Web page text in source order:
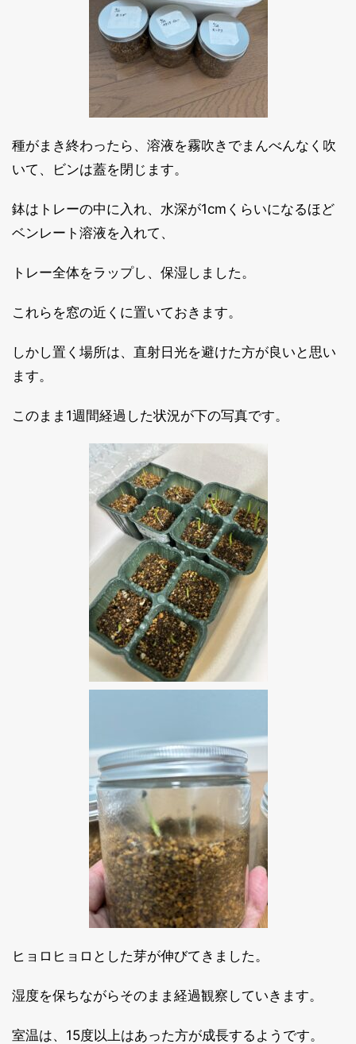
種がまき終わったら、溶液を霧吹きでまんべんなく吹
いて、ビンは蓋を閉じます。
鉢はトレーの中に入れ、水深が1cmくらいになるほど
ベンレート溶液を入れて、
トレー全体をラップし、保湿しました。
これらを窓の近くに置いておきます。
しかし置く場所は、直射日光を避けた方が良いと思い
ます。
このまま1週間経過した状況が下の写真です。
ヒョロヒョロとした芽が伸びてきました。
湿度を保ちながらそのまま経過観察していきます。
室温は、15度以上はあった方が成長するようです。